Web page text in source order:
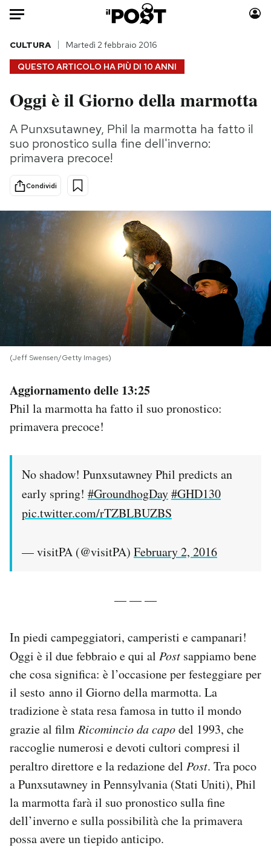
Auto
HOME
Italia
Politica
Scienza
Economia
Sport
Moda
Consumismi
Mondiali calcio 2026
PODCAST
NEWSLETTER
SHOP
AREA PERSONALE
Area Personale
Notifiche mobile
QUESTO ARTICOLO HA PIÙ DI 10 ANNI
CULTURA Martedì 2 febbraio 2016
Oggi è il Giorno della marmotta
A Punxsutawney, Phil la marmotta ha fatto il
suo pronostico sulla fine dell'inverno:
primavera precoce!
Condividi
(Jeff Swensen/Getty Images)
Aggiornamento delle 13:25
Phil la marmotta ha fatto il suo pronostico:
primavera precoce!
No shadow! Punxsutawney Phil predicts an
early spring! #GroundhogDay#GHD130
pic.twitter.com/rTZBLBUZBS
— visitPA (@visitPA) February 2, 2016
— — —
In piedi campeggiatori, camperisti e campanari!
Oggi è il due febbraio e qui al Post sappiamo bene
che cosa significa: è l’occasione per festeggiare per
il sesto anno il Giorno della marmotta. La
tradizione è stata resa famosa in tutto il mondo
grazie al filmRicomincio da capodel 1993, che
raccoglie numerosi e devoti cultori compresi il
peraltro direttore e la redazione del Post. Tra poco
a Punxsutawney in Pennsylvania (Stati Uniti), Phil
la marmotta farà il suo pronostico sulla fine
dell’inverno e sulla possibilità che la primavera
possa avere un tiepido anticipo.